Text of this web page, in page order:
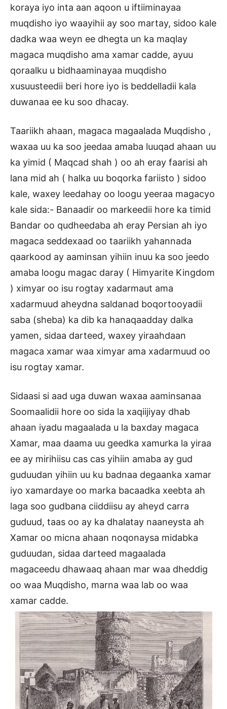
koraya iyo inta aan aqoon u iftiiminayaa
muqdisho iyo waayihii ay soo martay, sidoo kale
dadka waa weyn ee dhegta un ka maqlay
magaca muqdisho ama xamar cadde, ayuu
qoraalku u bidhaaminayaa muqdisho
xusuusteedii beri hore iyo is beddelladii kala
duwanaa ee ku soo dhacay.
Taariikh ahaan, magaca magaalada Muqdisho ,
waxaa uu ka soo jeedaa amaba luuqad ahaan uu
ka yimid ( Maqcad shah ) oo ah eray faarisi ah
lana mid ah ( halka uu boqorka fariisto ) sidoo
kale, waxey leedahay oo loogu yeeraa magacyo
kale sida:- Banaadir oo markeedii hore ka timid
Bandar oo qudheedaba ah eray Persian ah iyo
magaca seddexaad oo taariikh yahannada
qaarkood ay aaminsan yihiin inuu ka soo jeedo
amaba loogu magac daray ( Himyarite Kingdom
) ximyar oo isu rogtay xadarmaut ama
xadarmuud aheydna saldanad boqortooyadii
saba (sheba) ka dib ka hanaqaadday dalka
yamen, sidaa darteed, waxey yiraahdaan
magaca xamar waa ximyar ama xadarmuud oo
isu rogtay xamar.
Sidaasi si aad uga duwan waxaa aaminsanaa
Soomaalidii hore oo sida la xaqiijiyay dhab
ahaan iyadu magaalada u la baxday magaca
Xamar, maa daama uu geedka xamurka la yiraa
ee ay mirihiisu cas cas yihiin amaba ay gud
guduudan yihiin uu ku badnaa degaanka xamar
iyo xamardaye oo marka bacaadka xeebta ah
laga soo gudbana ciiddiisu ay aheyd carra
guduud, taas oo ay ka dhalatay naaneysta ah
Xamar oo micna ahaan noqonaysa midabka
guduudan, sidaa darteed magaalada
magaceedu dhawaaq ahaan mar waa dheddig
oo waa Muqdisho, marna waa lab oo waa
xamar cadde.